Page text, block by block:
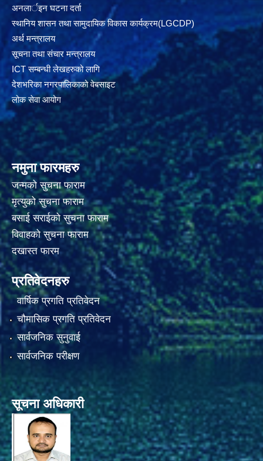
अनलार्इन घटना दर्ता
स्थानिय शासन तथा सामुदायिक विकास कार्यक्रम(LGCDP)
अर्थ मन्त्रालय
सूचना तथा संचार मन्त्रालय
ICT सम्बन्धी लेखहरुको लागि
देशभरिका नगरपालिकाको वेबसाइट
लोक सेवा आयोग
नमुना फारमहरु
जन्मको सुचना फाराम
मृत्युको सुचना फाराम
बसाई सराईको सुचना फाराम
विवाहको सुचना फाराम
दखास्त फारम
प्रतिवेदनहरु
वार्षिक प्रगति प्रतिवेदन
चौमासिक प्रगति प्रतिवेदन
सार्वजनिक सुनुवाई
सार्वजनिक परीक्षण
सूचना अधिकारी